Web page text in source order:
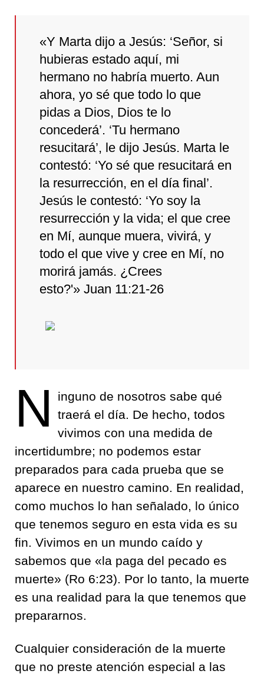
«Y Marta dijo a Jesús: ‘Señor, si
hubieras estado aquí, mi
hermano no habría muerto. Aun
ahora, yo sé que todo lo que
pidas a Dios, Dios te lo
concederá’. ‘Tu hermano
resucitará’, le dijo Jesús. Marta le
contestó: ‘Yo sé que resucitará en
la resurrección, en el día final’.
Jesús le contestó: ‘Yo soy la
resurrección y la vida; el que cree
en Mí, aunque muera, vivirá, y
todo el que vive y cree en Mí, no
morirá jamás. ¿Crees
esto?'» Juan 11:21-26
N
inguno de nosotros sabe qué
traerá el día. De hecho, todos
vivimos con una medida de
incertidumbre; no podemos estar
preparados para cada prueba que se
aparece en nuestro camino. En realidad,
como muchos lo han señalado, lo único
que tenemos seguro en esta vida es su
fin. Vivimos en un mundo caído y
sabemos que «la paga del pecado es
muerte» (Ro 6:23). Por lo tanto, la muerte
es una realidad para la que tenemos que
prepararnos.
Cualquier consideración de la muerte
que no preste atención especial a las